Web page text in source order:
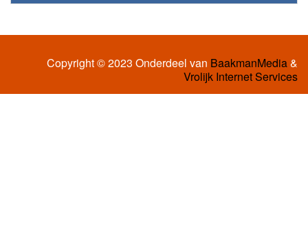
Copyright © 2023 Onderdeel van BaakmanMedia&
Vrolijk Internet Services